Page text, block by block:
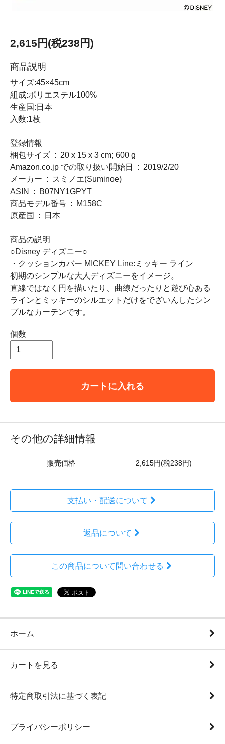
2,615円(税238円)
商品説明
サイズ:45×45cm
組成:ポリエステル100%
生産国:日本
入数:1枚
登録情報
梱包サイズ ‏ : ‎ 20 x 15 x 3 cm; 600 g
Amazon.co.jp での取り扱い開始日 ‏ : ‎ 2019/2/20
メーカー ‏ : ‎ スミノエ(Suminoe)
ASIN ‏ : ‎ B07NY1GPYT
商品モデル番号 ‏ : ‎ M158C
原産国 ‏ : ‎ 日本
商品の説明
○Disney ディズニー○
・クッションカバー MICKEY Line:ミッキー ライン
初期のシンプルな大人ディズニーをイメージ。
直線ではなく円を描いたり、曲線だったりと遊び心ある
ラインとミッキーのシルエットだけをでざいんしたシン
プルなカーテンです。
個数
カートに入れる
その他の詳細情報
販売価格 2,615円(税238円)
支払い・配送について
返品について
この商品について問い合わせる
ホーム
カートを見る
特定商取引法に基づく表記
プライバシーポリシー